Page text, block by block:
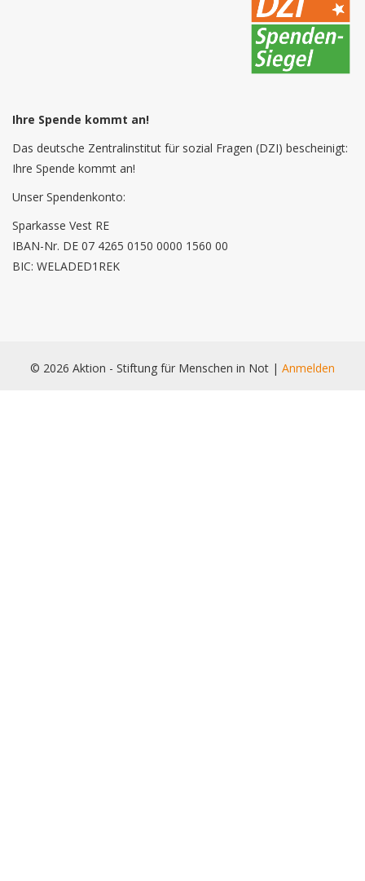
Ihre Spende kommt an!
Das deutsche Zentralinstitut für sozial Fragen (DZI) bescheinigt:
Ihre Spende kommt an!
Unser Spendenkonto:
Sparkasse Vest RE
IBAN-Nr. DE 07 4265 0150 0000 1560 00
BIC: WELADED1REK
© 2026 Aktion - Stiftung für Menschen in Not | Anmelden